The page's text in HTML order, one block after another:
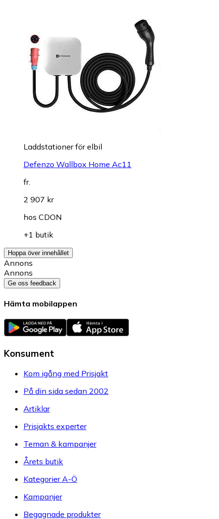
Laddstationer för elbil
Defenzo Wallbox Home Ac11
fr.
2 907 kr
hos CDON
+1 butik
Hoppa över innehållet
Annons
Annons
Ge oss feedback
Hämta mobilappen
Konsument
Kom igång med Prisjakt
På din sida sedan 2002
Artiklar
Prisjakts experter
Teman & kampanjer
Årets butik
Kategorier A-Ö
Kampanjer
Begagnade produkter